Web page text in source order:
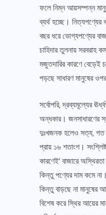
ফলে নিম্ন আয়সম্পন্ন
ব্যর্থ হচ্ছে। নিত্যপণ্যের
বছর ধরে ভোগ্যপণ্যের
চাহিদার তুলনায় সরবরাহ
মজুতদারির কারণে বেড়েই
পড়ছে সাধারণ মানুষের
সর্বোপরি, দ্রব্যমূল্যের
অন্ধকার। জনসাধারণের
দুঃখজনক হলেও সত্য, গত
প্রায় ১৬ শতাংশ।
কারণেই’ বাজারে
কিন্তু পণ্যের দাম কমে
কিন্তু বাড়ছে না মানুষের
বিশেষ করে স্থির আয়ের